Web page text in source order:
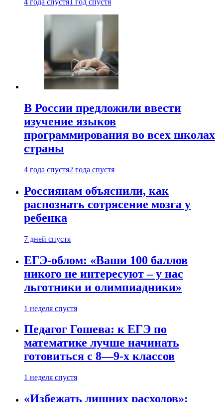
4 года спустя 1 год спустя
В России предложили ввести
изучение языков
программирования во всех школах
страны
4 года спустя2 года спустя
Россиянам объяснили, как
распознать сотрясение мозга у
ребенка
7 дней спустя
ЕГЭ-облом: «Ваши 100 баллов
никого не интересуют – у нас
льготники и олимпиадники»
1 неделя спустя
Педагог Гошева: к ЕГЭ по
математике лучше начинать
готовиться с 8—9-х классов
1 неделя спустя
«Избежать лишних расходов»: